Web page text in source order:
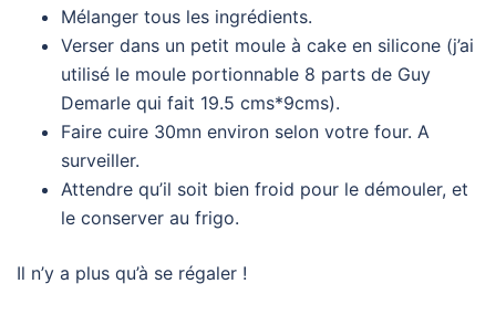
Mélanger tous les ingrédients.
Verser dans un petit moule à cake en silicone (j’ai
utilisé le moule portionnable 8 parts de Guy
Demarle qui fait 19.5 cms*9cms).
Faire cuire 30mn environ selon votre four. A
surveiller.
Attendre qu’il soit bien froid pour le démouler, et
le conserver au frigo.
Il n’y a plus qu’à se régaler !